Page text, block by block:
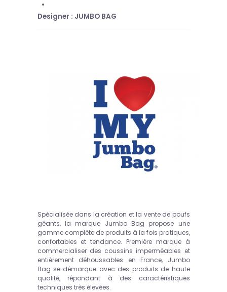
Designer : JUMBO BAG
Spécialisée dans la création et la vente de poufs
géants, la marque Jumbo Bag propose une
gamme complète de produits à la fois pratiques,
confortables et tendance. Première marque à
commercialiser des coussins imperméables et
entièrement déhoussables en France, Jumbo
Bag se démarque avec des produits de haute
qualité, répondant à des caractéristiques
techniques très élevées.